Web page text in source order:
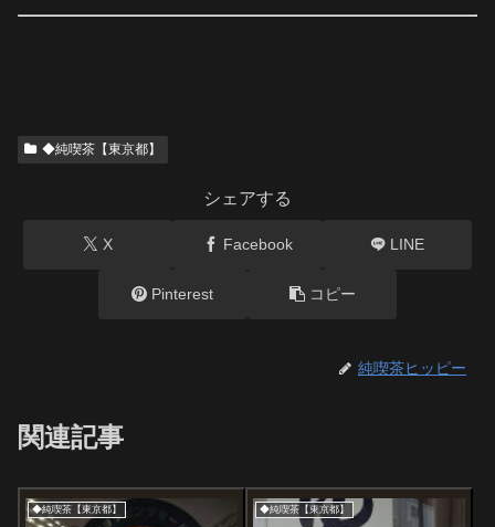
◆純喫茶【東京都】
シェアする
X Facebook LINE
Pinterest コピー
純喫茶ヒッピー
関連記事
◆純喫茶【東京都】 ◆純喫茶【東京都】